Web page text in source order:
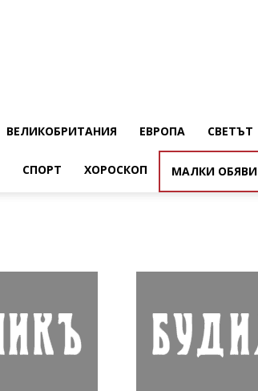
ВЕЛИКОБРИТАНИЯ ЕВРОПА СВЕТЪТ
СПОРТ ХОРОСКОП МАЛКИ ОБЯВИ